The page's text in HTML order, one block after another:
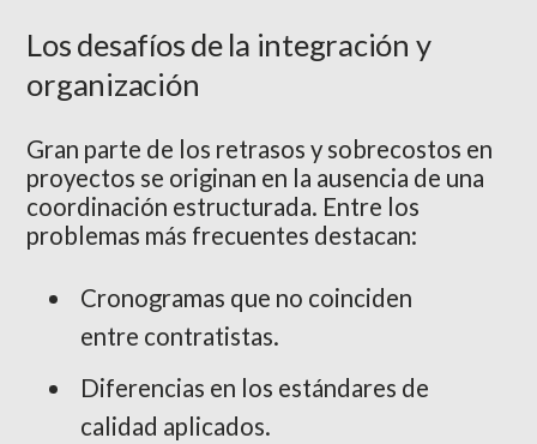
Los desafíos de la integración y
organización
Gran parte de los retrasos y sobrecostos en
proyectos se originan en la ausencia de una
coordinación estructurada. Entre los
problemas más frecuentes destacan:
Cronogramas que no coinciden
entre contratistas.
Diferencias en los estándares de
calidad aplicados.